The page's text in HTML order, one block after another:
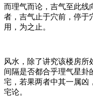
而理气而论，吉气至此线
者，吉气止于穴前，停于
用，为之止。
风水，除了讲究该楼房所
间隔是否都合乎理气星卦
宅，若果两者中其一属凶
宅论。